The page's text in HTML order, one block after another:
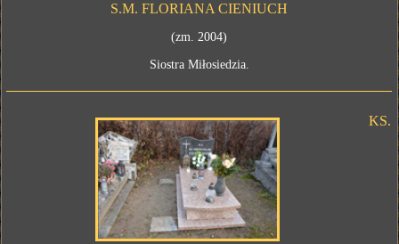
S.M. FLORIANA CIENIUCH
(zm. 2004)
Siostra Miłosiedzia.
KS.